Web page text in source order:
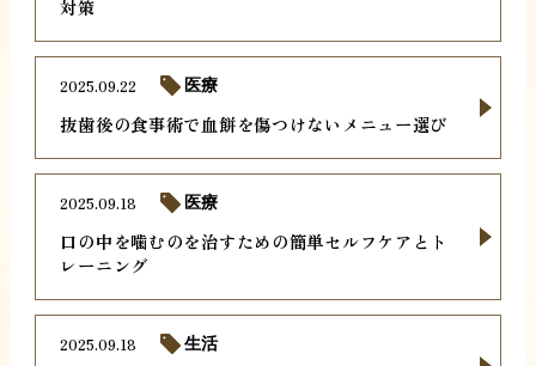
対策
抜歯後の食事術で血餅を傷つけないメニュー選び
2025.09.22 医療
口の中を噛むのを治すための簡単セルフケアとト
レーニング
2025.09.18 医療
2025.09.18 生活